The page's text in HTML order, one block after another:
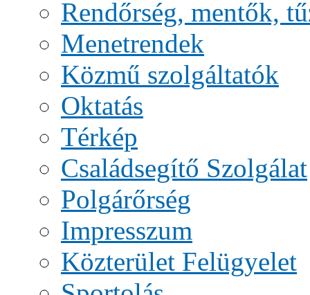
Rendőrség, mentők,
Menetrendek
Közmű szolgáltatók
Oktatás
Térkép
Családsegítő Szolgálat
Polgárőrség
Impresszum
Közterület Felügyelet